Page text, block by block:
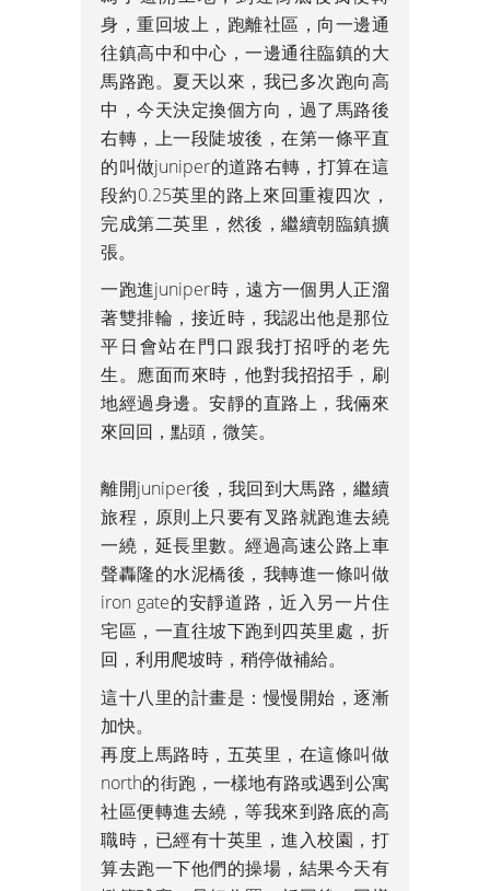
身，重回坡上，跑離社區，向一邊通
往鎮高中和中心，一邊通往臨鎮的大
馬路跑。夏天以來，我已多次跑向高
中，今天決定換個方向，過了馬路後
右轉，上一段陡坡後，在第一條平直
的叫做juniper的道路右轉，打算在這
段約0.25英里的路上來回重複四次，
完成第二英里，然後，繼續朝臨鎮擴
張。
一跑進juniper時，遠方一個男人正溜
著雙排輪，接近時，我認出他是那位
平日會站在門口跟我打招呼的老先
生。應面而來時，他對我招招手，刷
地經過身邊。安靜的直路上，我倆來
來回回，點頭，微笑。
離開juniper後，我回到大馬路，繼續
旅程，原則上只要有叉路就跑進去繞
一繞，延長里數。經過高速公路上車
聲轟隆的水泥橋後，我轉進一條叫做
iron gate的安靜道路，近入另一片住
宅區，一直往坡下跑到四英里處，折
回，利用爬坡時，稍停做補給。
這十八里的計畫是：慢慢開始，逐漸
加快。
再度上馬路時，五英里，在這條叫做
north的街跑，一樣地有路或遇到公寓
社區便轉進去繞，等我來到路底的高
職時，已經有十英里，進入校園，打
算去跑一下他們的操場，結果今天有